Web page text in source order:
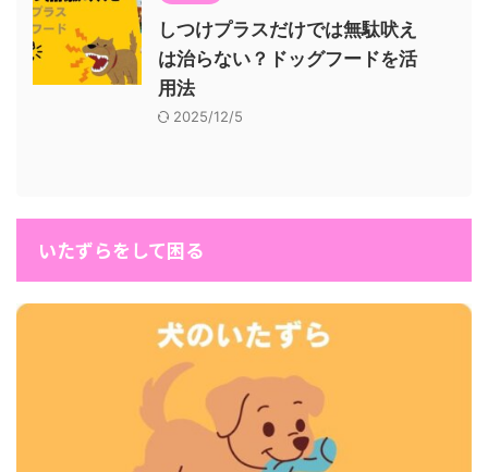
しつけプラスだけでは無駄吠え
は治らない？ドッグフードを活
用法
2025/12/5
いたずらをして困る